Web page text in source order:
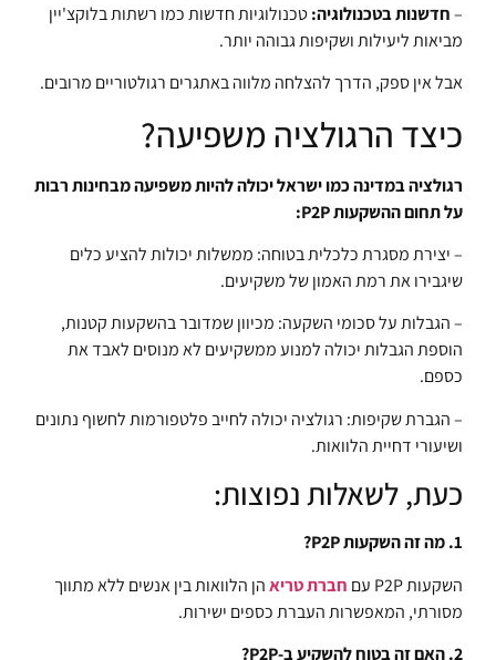
–חדשנות בטכנולוגיה:טכנולוגיות חדשות כמו רשתות בלוקצ'יין
מביאות ליעילות ושקיפות גבוהה יותר.
אבל אין ספק, הדרך להצלחה מלווה באתגרים רגולטוריים מרובים.
כיצד הרגולציה משפיעה?
רגולציה במדינה כמו ישראל יכולה להיות משפיעה מבחינות רבות
על תחום ההשקעות P2P:
– יצירת מסגרת כלכלית בטוחה: ממשלות יכולות להציע כלים
שיגבירו את רמת האמון של משקיעים.
– הגבלות על סכומי השקעה: מכיוון שמדובר בהשקעות קטנות,
הוספת הגבלות יכולה למנוע ממשקיעים לא מנוסים לאבד את
כספם.
– הגברת שקיפות: רגולציה יכולה לחייב פלטפורמות לחשוף נתונים
ושיעורי דחיית הלוואות.
כעת, לשאלות נפוצות:
1. מה זה השקעות P2P?
השקעות P2P עם
חברת טריאהן הלוואות בין אנשים ללא מתווך
מסורתי, המאפשרות העברת כספים ישירות.
2. האם זה בטוח להשקיע ב-P2P?